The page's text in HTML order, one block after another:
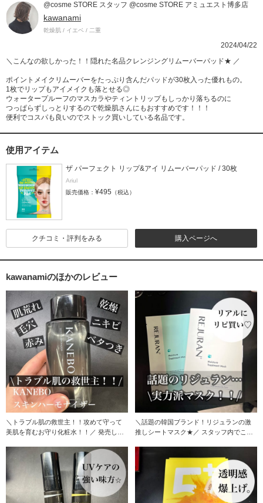
@cosme STORE スタッフ @cosme STORE アミュエスト博多店
kawanami
乾燥肌 / イエベ / 二重
2024/04/22
＼こんなの欲しかった！！隠れた名品クレンジングリムーバーパッド★ ／
ポイントメイクリムーバーをたっぷり含んだパッドが30枚入った優れもの。
1枚でリップもアイメイクも落とせる◎
ウォータープルーフのマスカラやティントリップもしっかり落ちるのに
つっぱらずしっとりするので乾燥肌さんにもおすすめです！！！
便利でコスパも良いのでストック買いしている名品です。
使用アイテム
ザ パーフェクト リップ&アイ リムーバーパッド / 30枚
Ariul
販売価格： ¥495 （税込）
購入ページへ
クチコミ・評判をみる
kawanamiのほかのレビュー
＼トラブル肌の救世主！！攻めて守って
美肌を育むお守り化粧水！！／ 発売して
＼話題の韓国ブランド！リジュランの激
推しシートマスク★／ スタッフ内でこれ